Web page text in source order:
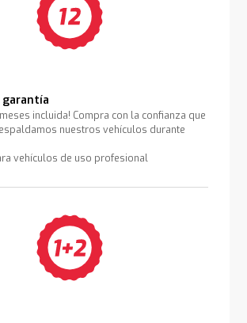
garantía
meses incluida! Compra con la confianza que
nuestros vehículos durante
vehículos de uso profesional